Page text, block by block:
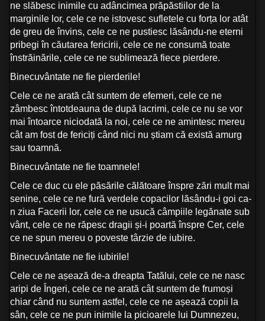
ne slăbesc inimile cu adâncimea prăpăstiilor de la
marginile lor, cele ce ne istovesc sufletele cu forța lor atât
de greu de învins, cele ce ne pustiesc lăsându-ne eterni
pribegi în căutarea fericirii, cele ce ne consumă toate
înstrăinările, cele ce ne sublimează fiece pierdere.
Binecuvântate ne fie pierderile!
Cele ce ne arată cât suntem de efemeri, cele ce ne
zâmbesc întotdeauna de după lacrimi, cele ce nu se vor
mai întoarce niciodată la noi, cele ce ne amintesc mereu
cât am fost de fericiți când nici nu știam că există amurg
sau toamnă.
Binecuvântate ne fie toamnele!
Cele ce duc cu ele păsările călătoare înspre zări mult mai
senine, cele ce ne fură verdele copacilor lăsându-i goi ca-
n ziua Facerii lor, cele ce ne usucă câmpiile legănate sub
vânt, cele ce ne răpesc dragii și-i poartă înspre Cer, cele
ce ne spun mereu o poveste târzie de iubire.
Binecuvântate ne fie iubirile!
Cele ce ne așează de-a dreapta Tatălui, cele ce ne nasc
aripi de Îngeri, cele ce ne arată cât suntem de frumoși
chiar când nu suntem astfel, cele ce ne așează copii la
sân, cele ce ne pun inimile la picioarele lui Dumnezeu,